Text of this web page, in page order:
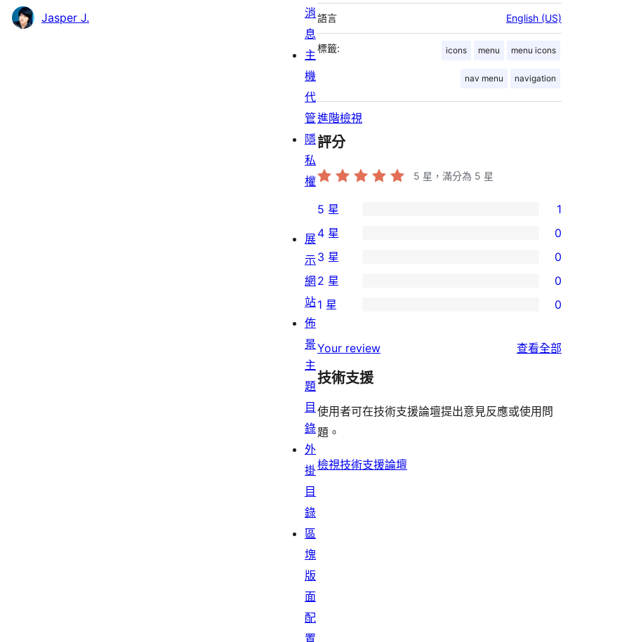
Jasper J. 語言 English (US)
標籤: icons menu menu icons
nav menu navigation
進階檢視
評分
5 星，滿分為 5 星
1
個
5
星
使
者
論
5 星 1
個
4
星
用
者
論
4 星 0
0
個
3
使
用
評
論
3 星 0
個
星
使
者
評
論
2 星 0
1
星
用
者
評
1 星 0
Your review 查看全部
技術支援
使用者可在技術支援論壇提出意見反應或使用問
題。
檢視技術支援論壇
消
息
主
機
代
管
隱
私
權
展
示
網
站
佈
景
主
題
目
錄
外
掛
目
錄
區
塊
版
面
配
置